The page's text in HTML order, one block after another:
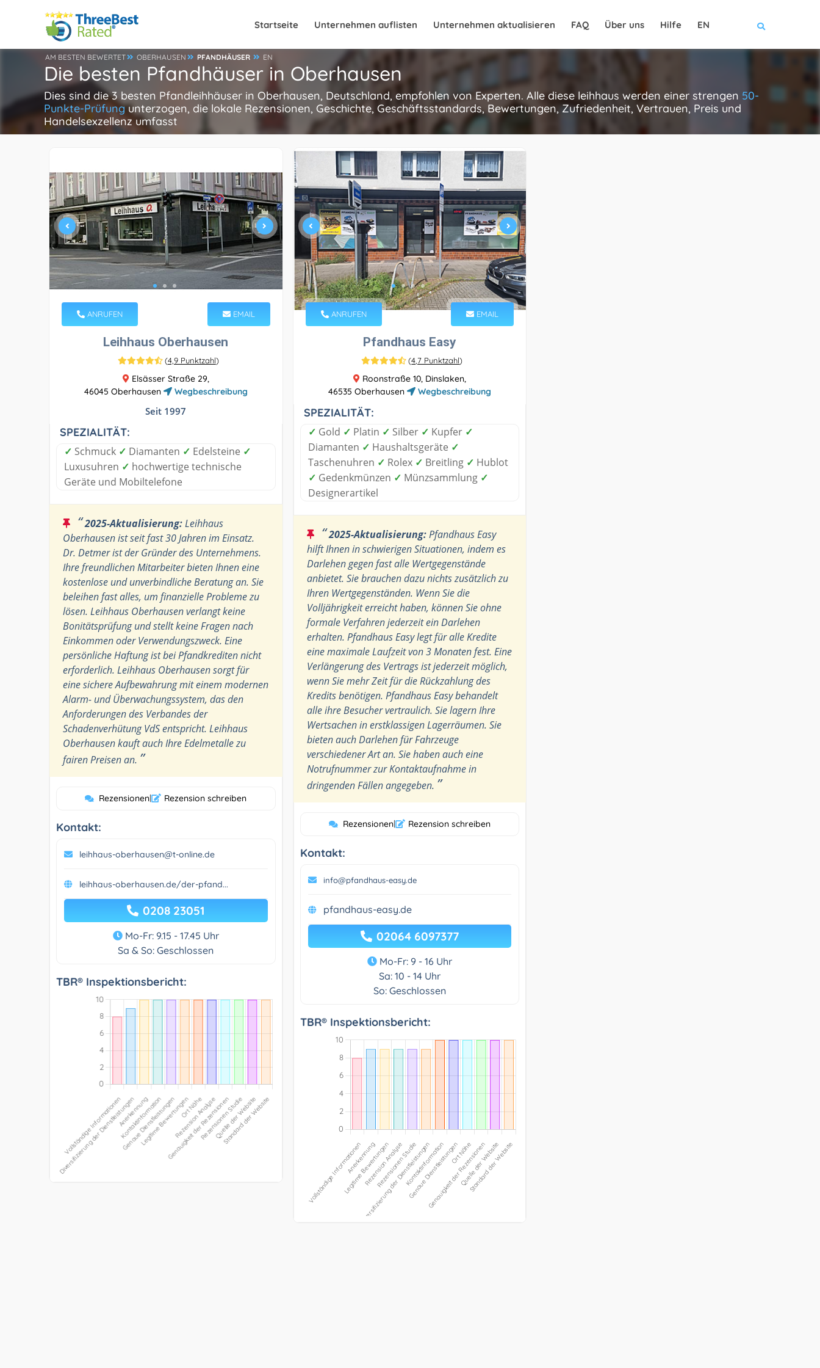
Startseite Unternehmen auflisten Unternehmen aktualisieren FAQ Über uns Hilfe EN
AM BESTEN BEWERTET OBERHAUSEN PFANDHÄUSER EN
Die besten Pfandhäuser in Oberhausen
Dies sind die 3 besten Pfandleihhäuser in Oberhausen, Deutschland, empfohlen von Experten. Alle diese leihhaus werden einer strengen 50-
Punkte-Prüfungunterzogen, die lokale Rezensionen, Geschichte, Geschäftsstandards, Bewertungen, Zufriedenheit, Vertrauen, Preis und
Handelsexzellenz umfasst
ANRUFEN EMAIL
Leihhaus Oberhausen
(4,9 Punktzahl)
Elsässer Straße 29,
46045 Oberhausen
Wegbeschreibung
Seit 1997
SPEZIALITÄT:
✓ Schmuck ✓ Diamanten ✓ Edelsteine ✓
Luxusuhren ✓ hochwertige technische
Geräte und Mobiltelefone
“2025-Aktualisierung:Leihhaus
Oberhausen ist seit fast 30 Jahren im Einsatz.
Dr. Detmer ist der Gründer des Unternehmens.
Ihre freundlichen Mitarbeiter bieten Ihnen eine
kostenlose und unverbindliche Beratung an. Sie
beleihen fast alles, um finanzielle Probleme zu
lösen. Leihhaus Oberhausen verlangt keine
Bonitätsprüfung und stellt keine Fragen nach
Einkommen oder Verwendungszweck. Eine
persönliche Haftung ist bei Pfandkrediten nicht
erforderlich. Leihhaus Oberhausen sorgt für
eine sichere Aufbewahrung mit einem modernen
Alarm- und Überwachungssystem, das den
Anforderungen des Verbandes der
Schadenverhütung VdS entspricht. Leihhaus
Oberhausen kauft auch Ihre Edelmetalle zu
fairen Preisen an. ”
Rezensionen| Rezension schreiben
Kontakt:
leihhaus-oberhausen@t-online.de
leihhaus-oberhausen.de/der-pfand...
0208 23051
Mo-Fr: 9.15 - 17.45 Uhr
Sa & So: Geschlossen
TBR® Inspektionsbericht:
ANRUFEN EMAIL
Pfandhaus Easy
(4,7 Punktzahl)
Roonstraße 10, Dinslaken,
46535 Oberhausen
Wegbeschreibung
SPEZIALITÄT:
✓ Gold ✓ Platin ✓ Silber ✓ Kupfer ✓
Diamanten ✓ Haushaltsgeräte ✓
Taschenuhren ✓ Rolex ✓ Breitling ✓ Hublot
✓ Gedenkmünzen ✓ Münzsammlung ✓
Designerartikel
“2025-Aktualisierung:Pfandhaus Easy
hilft Ihnen in schwierigen Situationen, indem es
Darlehen gegen fast alle Wertgegenstände
anbietet. Sie brauchen dazu nichts zusätzlich zu
Ihren Wertgegenständen. Wenn Sie die
Volljährigkeit erreicht haben, können Sie ohne
formale Verfahren jederzeit ein Darlehen
erhalten. Pfandhaus Easy legt für alle Kredite
eine maximale Laufzeit von 3 Monaten fest. Eine
Verlängerung des Vertrags ist jederzeit möglich,
wenn Sie mehr Zeit für die Rückzahlung des
Kredits benötigen. Pfandhaus Easy behandelt
alle ihre Besucher vertraulich. Sie lagern Ihre
Wertsachen in erstklassigen Lagerräumen. Sie
bieten auch Darlehen für Fahrzeuge
verschiedener Art an. Sie haben auch eine
Notrufnummer zur Kontaktaufnahme in
dringenden Fällen angegeben. ”
Rezensionen| Rezension schreiben
Kontakt:
info@pfandhaus-easy.de
pfandhaus-easy.de
02064 6097377
Mo-Fr: 9 - 16 Uhr
Sa: 10 - 14 Uhr
So: Geschlossen
TBR® Inspektionsbericht: